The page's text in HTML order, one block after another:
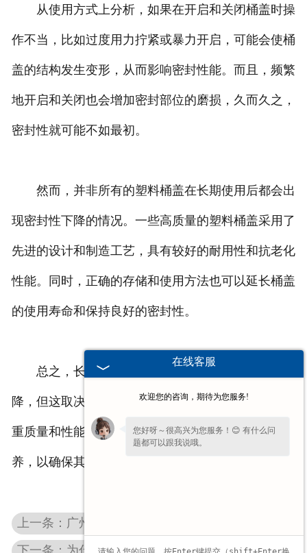
从使用方式上分析，如果在开启和关闭桶盖时操
作不当，比如过度用力拧紧或暴力开启，可能会使桶
盖的结构发生变形，从而影响密封性能。而且，频繁
地开启和关闭也会增加密封部位的磨损，久而久之，
密封性就可能不如最初。
然而，并非所有的塑料桶盖在长期使用后都会出
现密封性下降的情况。一些高质量的塑料桶盖采用了
先进的设计和制造工艺，具有较好的耐用性和抗老化
性能。同时，正确的存储和使用方法也可以延长桶盖
的使用寿命和保持良好的密封性。
总之，长期使用后塑料桶盖的密封性有可能下
降，但这取决于多种因素。在选择塑料桶盖时，应注
重质量和性能，在使用过程中注意正确的操作和保
养，以确保其密封性能够满足需求。
上一条：广州塑料抽液器：轻松解决液体抽取难题
在线客服
欢迎您的咨询，期待为您服务!
您好呀～很高兴为您服务！😊 有什么问
题都可以跟我说哦。